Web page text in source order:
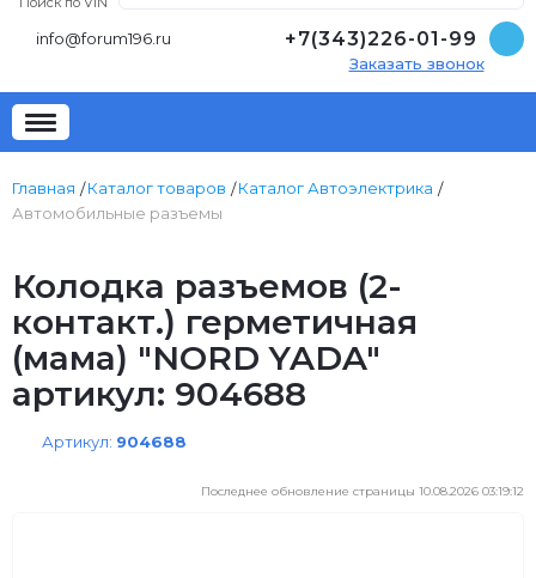
info@forum196.ru +7(343)226-01-99
Заказать звонок
Главная Каталог товаров
Каталог Автоэлектрика
Автомобильные разъемы
Колодка разъемов (2-
контакт.) герметичная
(мама) "NORD YADA"
артикул: 904688
Артикул: 904688
Последнее обновление страницы 10.08.2026 03:19:12